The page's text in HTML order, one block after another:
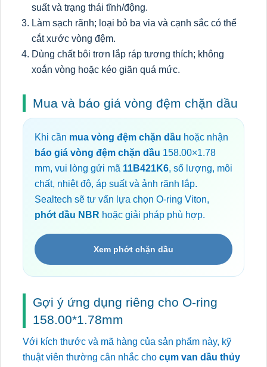
suất và trạng thái tĩnh/động.
Làm sạch rãnh; loại bỏ ba via và cạnh sắc có thể
cắt xước vòng đệm.
Dùng chất bôi trơn lắp ráp tương thích; không
xoắn vòng hoặc kéo giãn quá mức.
Mua và báo giá vòng đệm chặn dầu
Khi cần mua vòng đệm chặn dầu hoặc nhận
báo giá vòng đệm chặn dầu 158.00×1.78
mm, vui lòng gửi mã 11B421K6, số lượng, môi
chất, nhiệt độ, áp suất và ảnh rãnh lắp.
Sealtech sẽ tư vấn lựa chọn O-ring Viton,
phớt dầu NBR hoặc giải pháp phù hợp.
Xem phớt chặn dầu
Gợi ý ứng dụng riêng cho O-ring
158.00*1.78mm
Với kích thước và mã hàng của sản phẩm này, kỹ
thuật viên thường cân nhắc cho cụm van dầu thủy